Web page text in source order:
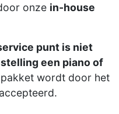
onze in-house
punt is niet
een piano of
wordt door het